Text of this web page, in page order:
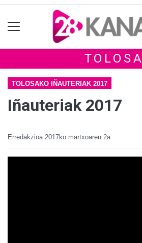
TOLOSA
TOLOSAKO IÑAUTERIAK 2017
Iñauteriak 2017
Erredakzioa 2017ko martxoaren 2a